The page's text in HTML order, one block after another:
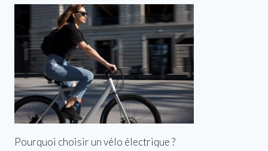
Pourquoi choisir un vélo électrique ?